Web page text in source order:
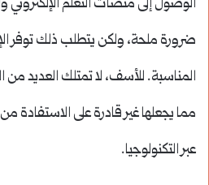
الوصول إلى منصات التعلم الإلكتروني
ضرورة ملحة، ولكن يتطلب ذلك توفر
المناسبة. للأسف، لا تمتلك العديد من
مما يجعلها غير قادرة على الاستفادة
عبر التكنولوجيا.